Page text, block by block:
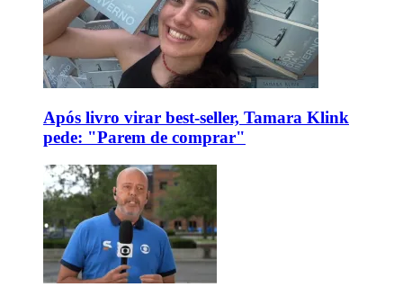
Após livro virar best-seller, Tamara Klink
pede: "Parem de comprar"